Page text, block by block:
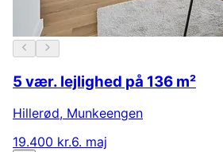
5 vær. lejlighed på 136 m²
Hillerød, Munkeengen
19.400 kr.6. maj